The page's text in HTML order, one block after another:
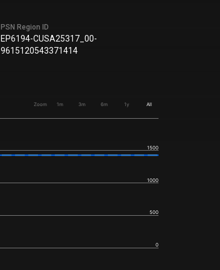
PSN Region ID
EP6194-CUSA25317_00-
9615120543371414
Zoom 1m 3m 6m 1y All
0
500
1000
1500